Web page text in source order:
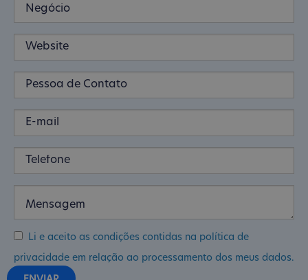
Li e aceito as condições contidas na política de
privacidade em relação ao processamento dos meus dados.